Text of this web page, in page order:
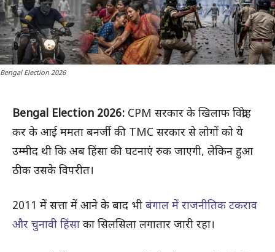
Bengal Election 2026
Bengal Election 2026: CPM सरकार के खिलाफ विद्रोह
कर के आई ममता बनर्जी की TMC सरकार से लोगों को ये
उम्मीद थी कि अब हिंसा की घटनाएं रुक जाएगी, लेकिन हुआ
ठीक उसके विपरीत।
2011 में सत्ता में आने के बाद भी बंगाल में राजनीतिक टकराव
और चुनावी हिंसा का सिलसिला लगातार जारी रहा।